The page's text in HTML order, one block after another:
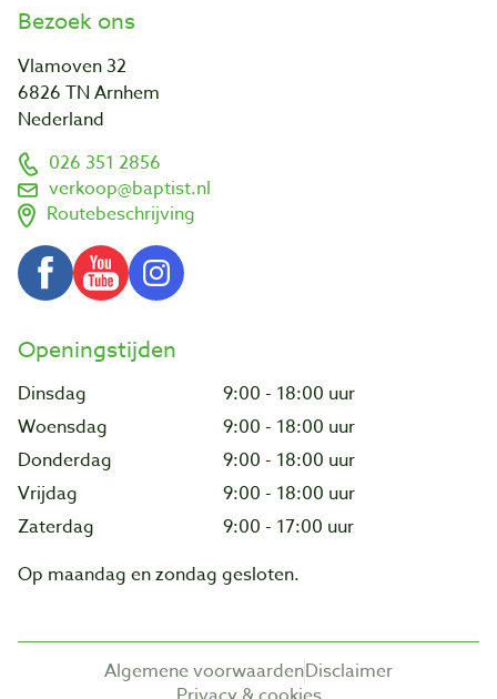
Bezoek ons
Vlamoven 32
6826 TN Arnhem
Nederland
026 351 2856
verkoop@baptist.nl
Routebeschrijving
Openingstijden
Dinsdag
9:00 - 18:00 uur
Woensdag
9:00 - 18:00 uur
Donderdag
9:00 - 18:00 uur
Vrijdag
9:00 - 18:00 uur
Zaterdag
9:00 - 17:00 uur
Op maandag en zondag gesloten.
Algemene voorwaardenDisclaimer